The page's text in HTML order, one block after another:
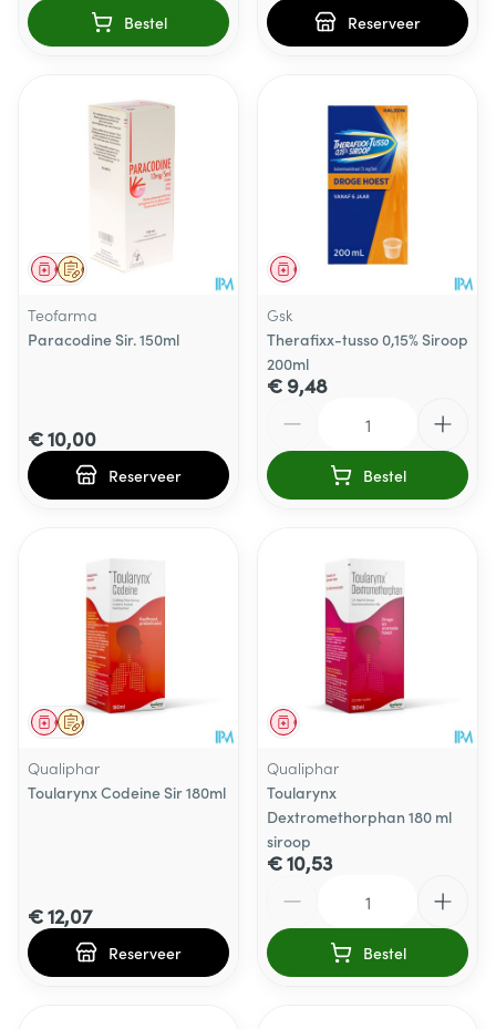
Bestel Reserveer
Op voorschrift
Geneesmiddel
Teofarma
Paracodine Sir. 150ml
€ 10,00
Reserveer
Geneesmiddel
Gsk
Therafixx-tusso 0,15% Siroop
200ml
€ 9,48
Bestel
Op voorschrift
Geneesmiddel
Qualiphar
Toularynx Codeine Sir 180ml
€ 12,07
Reserveer
Geneesmiddel
Qualiphar
Toularynx
Dextromethorphan 180 ml
siroop
€ 10,53
Bestel